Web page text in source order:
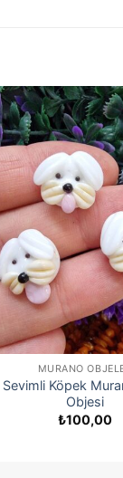
MURANO
Sevimli Köpek
Objesi
₺100,00